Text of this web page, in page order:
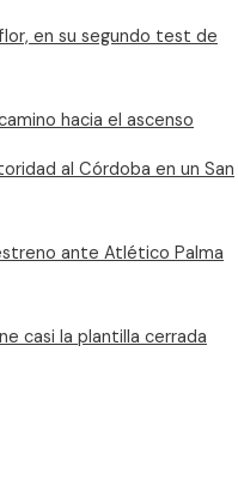
en su segundo test de
hacia el ascenso
al Córdoba en un San
ante Atlético Palma
casi la plantilla cerrada